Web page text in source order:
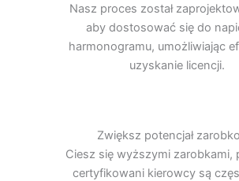
Nasz proces został
aby dostosować się do
harmonogramu, umożliwiając
uzyskanie licencji.
Zwiększ potencjał
Ciesz się wyższymi zarobkami,
certyfikowani kierowcy są